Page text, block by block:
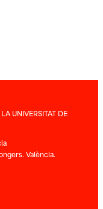
UNIVERSITAT DE
València.